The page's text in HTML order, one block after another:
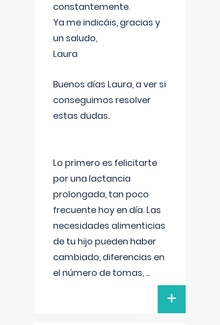
constantemente.
Ya me indicáis, gracias y
un saludo,
Laura
Buenos días Laura, a ver si
conseguimos resolver
estas dudas.
Lo primero es felicitarte
por una lactancia
prolongada, tan poco
frecuente hoy en día. Las
necesidades alimenticias
de tu hijo pueden haber
cambiado, diferencias en
el número de tomas, ...
+